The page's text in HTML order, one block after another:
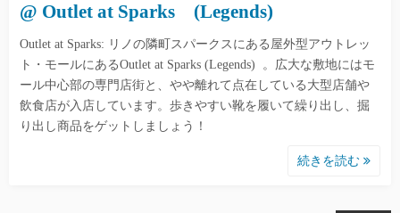
@ Outlet at Sparks (Legends)
Outlet at Sparks: リノの隣町スパークスにある屋外型アウトレッ
ト・モールにあるOutlet at Sparks (Legends) 。広大な敷地にはモ
ール中心部の専門店街と、やや離れて点在している大型店舗や
飲食店が入店しています。歩きやすい靴を履いて繰り出し、掘
り出し商品をゲットしましょう！
続きを読む